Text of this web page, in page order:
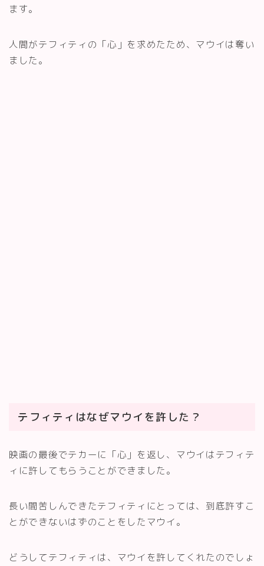
ます。
人間がテフィティの「心」を求めたため、マウイは奪い
ました。
テフィティはなぜマウイを許した？
映画の最後でテカーに「心」を返し、マウイはテフィテ
ィに許してもらうことができました。
長い間苦しんできたテフィティにとっては、到底許すこ
とができないはずのことをしたマウイ。
どうしてテフィティは、マウイを許してくれたのでしょ